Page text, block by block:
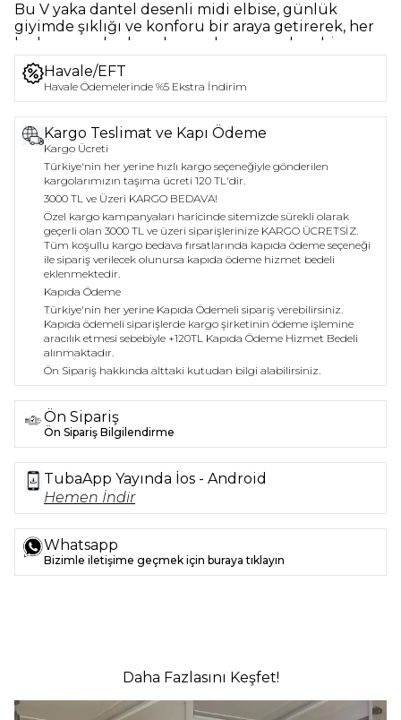
Bu V yaka dantel desenli midi elbise, günlük
giyimde şıklığı ve konforu bir araya getirerek, her
kadının gardırobunda yer alması gereken bir
parçadır.
Havale/EFT
Havale Ödemelerinde %5 Ekstra İndirim
Kargo Teslimat ve Kapı Ödeme
Kargo Ücreti
Türkiye'nin her yerine hızlı kargo seçeneğiyle gönderilen
kargolarımızın taşıma ücreti 120 TL'dir.
3000 TL ve Üzeri KARGO BEDAVA!
Özel kargo kampanyaları haricinde sitemizde sürekli olarak
geçerli olan 3000 TL ve üzeri siparişlerinize KARGO ÜCRETSİZ.
Tüm koşullu kargo bedava fırsatlarında kapıda ödeme seçeneği
ile sipariş verilecek olunursa kapıda ödeme hizmet bedeli
eklenmektedir.
Kapıda Ödeme
Türkiye'nin her yerine Kapıda Ödemeli sipariş verebilirsiniz.
Kapıda ödemeli siparişlerde kargo şirketinin ödeme işlemine
aracılık etmesi sebebiyle +120TL Kapıda Ödeme Hizmet Bedeli
alınmaktadır.
Ön Sipariş hakkında alttaki kutudan bilgi alabilirsiniz.
Ön Sipariş
Ön Sipariş Bilgilendirme
TubaApp Yayında İos - Android
Hemen İndir
Whatsapp
Bizimle iletişime geçmek için buraya tıklayın
Daha Fazlasını Keşfet!